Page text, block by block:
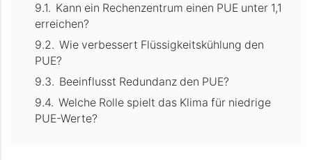
Kann ein Rechenzentrum einen PUE unter 1,1
erreichen?
Wie verbessert Flüssigkeitskühlung den
PUE?
Beeinflusst Redundanz den PUE?
Welche Rolle spielt das Klima für niedrige
PUE-Werte?